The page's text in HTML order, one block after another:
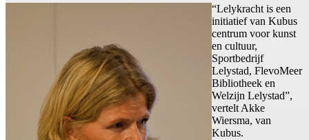
“Lelykracht is een
initiatief van Kubus
centrum voor kunst
en cultuur,
Sportbedrijf
Lelystad, FlevoMeer
Bibliotheek en
Welzijn Lelystad”,
vertelt Akke
Wiersma, van
Kubus.